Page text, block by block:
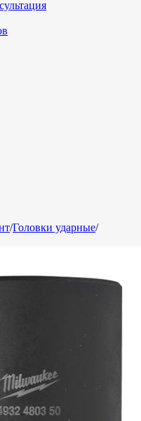
/Головки ударные/